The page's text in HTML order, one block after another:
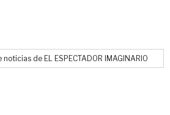
de EL ESPECTADOR IMAGINARIO